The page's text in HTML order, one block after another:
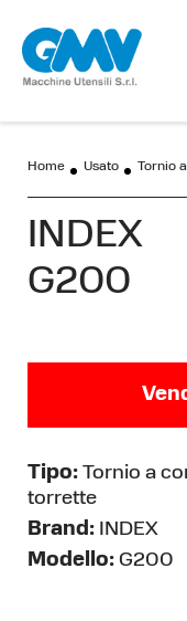
Home Usato Tornio
INDEX
G200
Tipo: Tornio a
torrette
Brand: INDEX
Modello: G200